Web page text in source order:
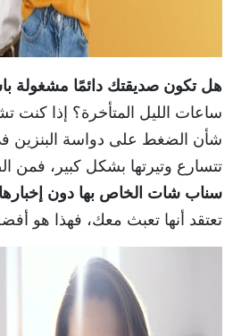
هل تكون صديقتك دائمًا مشغولة
ساعات الليل المتأخرة؟ إذا كنت
شأن الضغط على دواسة البنزين
تتسارع وتيرتها بشكل كبير، فمن
سناب شات الخاص بها دون
تعتقد أنها تعبث معك، فهذا هو